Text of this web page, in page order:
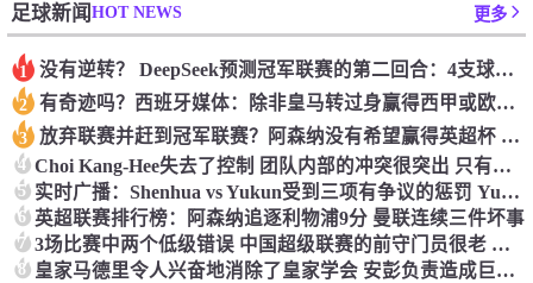
足球新闻HOT NEWS 更多
1 没有逆转？ DeepSeek预测冠军联赛的第二回合：4支球队在第一回合中获胜 枪手输了
2 有奇迹吗？西班牙媒体：除非皇马转过身赢得西甲或欧洲冠军
3 放弃联赛并赶到冠军联赛？阿森纳没有希望赢得英超杯 赢得欧洲冠军的可能性
4 Choi Kang-Hee失去了控制 团队内部的冲突很突出 只有一个人可以从水火中拯救崔孔
5 实时广播：Shenhua vs Yukun受到三项有争议的惩罚 Yukun将向中国足球联合会提出投诉
6 英超联赛排行榜：阿森纳追逐利物浦9分 曼联连续三件坏事
7 3场比赛中两个低级错误 中国超级联赛的前守门员很老 是时候让位了 最好的继任者出现
8 皇家马德里令人兴奋地消除了皇家学会 安彭负责造成巨大的灾难！